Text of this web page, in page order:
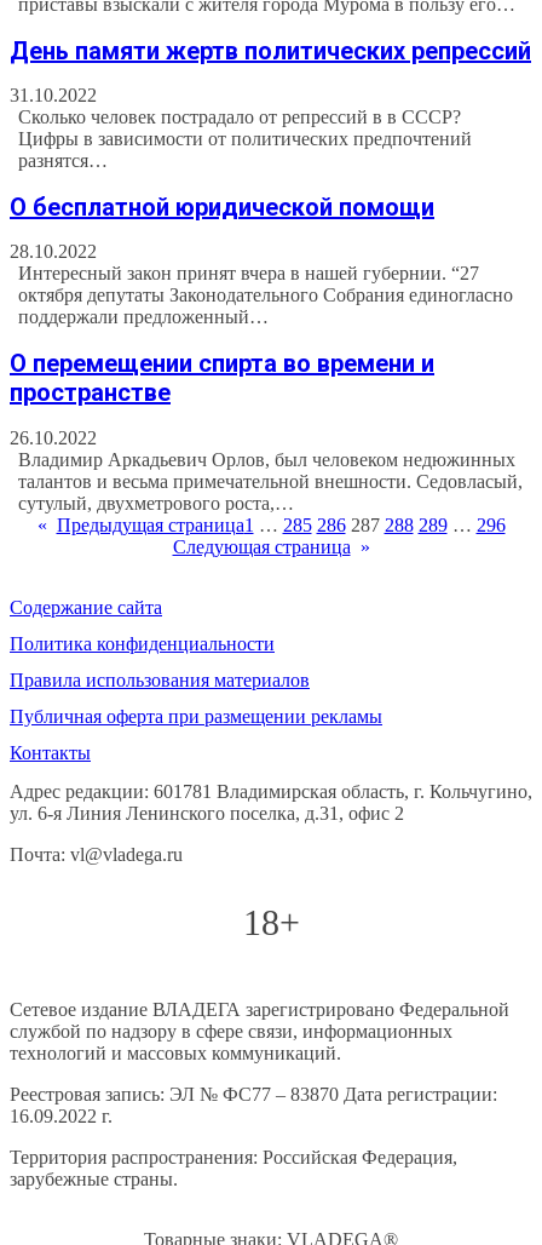
приставы взыскали с жителя города Мурома в пользу его…
День памяти жертв политических репрессий
31.10.2022
Сколько человек пострадало от репрессий в в СССР?
Цифры в зависимости от политических предпочтений
разнятся…
О бесплатной юридической помощи
28.10.2022
Интересный закон принят вчера в нашей губернии. “27
октября депутаты Законодательного Собрания единогласно
поддержали предложенный…
О перемещении спирта во времени и
пространстве
26.10.2022
Владимир Аркадьевич Орлов, был человеком недюжинных
талантов и весьма примечательной внешности. Седовласый,
сутулый, двухметрового роста,…
« Предыдущая страница1 … 285 286 287 288 289 … 296
Следующая страница »
Содержание сайта
Политика конфиденциальности
Правила использования материалов
Публичная оферта при размещении рекламы
Контакты
Адрес редакции: 601781 Владимирская область, г. Кольчугино,
ул. 6-я Линия Ленинского поселка, д.31, офис 2
Почта: vl@vladega.ru
18+
Сетевое издание ВЛАДЕГА зарегистрировано Федеральной
службой по надзору в сфере связи, информационных
технологий и массовых коммуникаций.
Реестровая запись: ЭЛ № ФС77 – 83870 Дата регистрации:
16.09.2022 г.
Территория распространения: Российская Федерация,
зарубежные страны.
Товарные знаки: VLADEGA®